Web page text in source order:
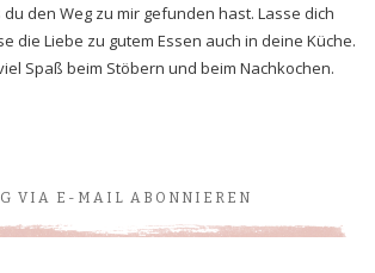
den Weg zu mir gefunden hast. Lasse dich
die Liebe zu gutem Essen auch in deine Küche.
Spaß beim Stöbern und beim Nachkochen.
VIA E-MAIL ABONNIEREN